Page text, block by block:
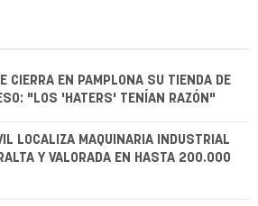
CIERRA EN PAMPLONA SU TIENDA DE
"LOS 'HATERS' TENÍAN RAZÓN"
LOCALIZA MAQUINARIA INDUSTRIAL
Y VALORADA EN HASTA 200.000